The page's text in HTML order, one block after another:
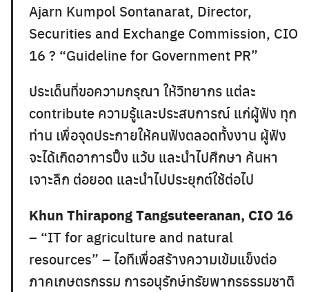
Ajarn Kumpol Sontanarat, Director,
Securities and Exchange Commission, CIO
16 ? “Guideline for Government PR”
ประเด็นที่ขอความกรุณา ให้วิทยากร แต่ละ
contribute ความรู้และประสบการณ์ แก่ผู้ฟัง ทุก
ท่าน เพื่อจุดประกายให้คนฟังตลอดทั้งงาน ผู้ฟัง
จะได้เกิดอาการปิ๊ง แว้บ และนำไปศึกษา ค้นหา
เจาะลึก ต่อยอด และนำไปประยุกต์ใช้ต่อไป
Khun Thirapong Tangsuteeranan, CIO 16
– “IT for agriculture and natural
resources” – ไอทีเพื่อสร้างความเข้มแข็งต่อ
ภาคเกษตรกรรม การอนุรักษ์ทรัยพากรธรรมชาติ